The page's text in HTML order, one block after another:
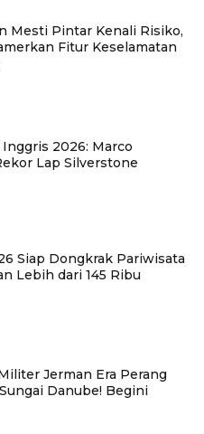
Mesti Pintar Kenali Risiko,
Fitur Keselamatan
2026: Marco
Lap Silverstone
Siap Dongkrak Pariwisata
Lebih dari 145 Ribu
Jerman Era Perang
Danube! Begini